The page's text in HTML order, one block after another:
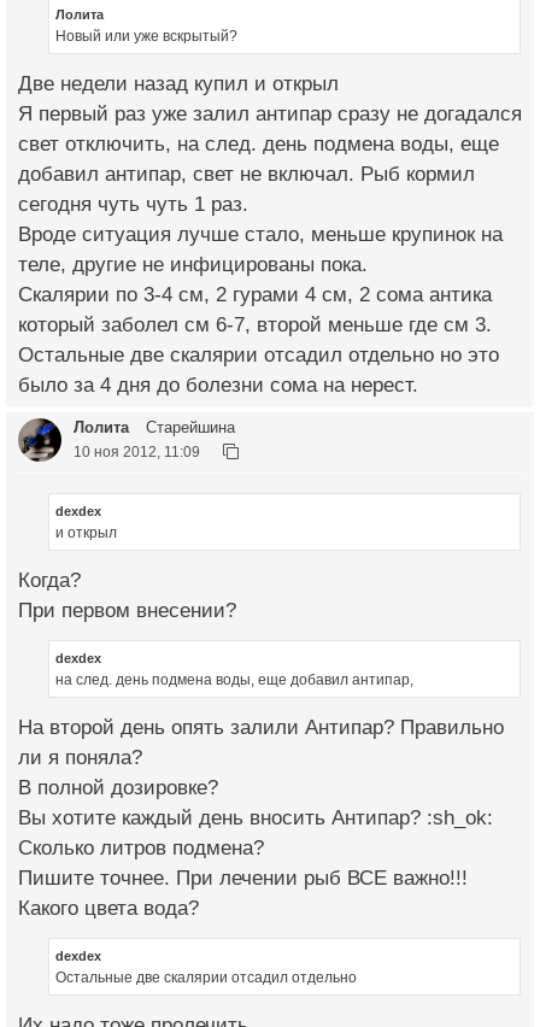
Лолита
Новый или уже вскрытый?
Две недели назад купил и открыл
Я первый раз уже залил антипар сразу не догадался
свет отключить, на след. день подмена воды, еще
добавил антипар, свет не включал. Рыб кормил
сегодня чуть чуть 1 раз.
Вроде ситуация лучше стало, меньше крупинок на
теле, другие не инфицированы пока.
Скалярии по 3-4 см, 2 гурами 4 см, 2 сома антика
который заболел см 6-7, второй меньше где см 3.
Остальные две скалярии отсадил отдельно но это
было за 4 дня до болезни сома на нерест.
Лолита Старейшина
10 ноя 2012, 11:09
dexdex
и открыл
Когда?
При первом внесении?
dexdex
на след. день подмена воды, еще добавил антипар,
На второй день опять залили Антипар? Правильно
ли я поняла?
В полной дозировке?
Вы хотите каждый день вносить Антипар? :sh_ok:
Сколько литров подмена?
Пишите точнее. При лечении рыб ВСЕ важно!!!
Какого цвета вода?
dexdex
Остальные две скалярии отсадил отдельно